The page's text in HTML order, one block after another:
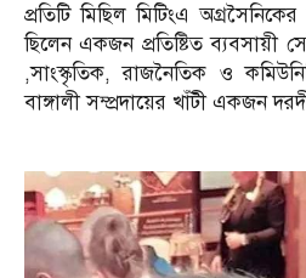
প্রতিটি মিছিল মিটিংএ
ছিলেন একজন প্রতিষ্টিত ব্যবসায়ী
,সাংস্কৃতিক, রাজনৈতিক ও
বাঙ্গালী সম্প্রদায়ের খাঁটী একজন